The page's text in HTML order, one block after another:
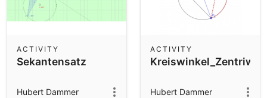
Sekantensatz
ACTIVITY
Hubert Dammer
ACTIVITY
Hubert Dammer